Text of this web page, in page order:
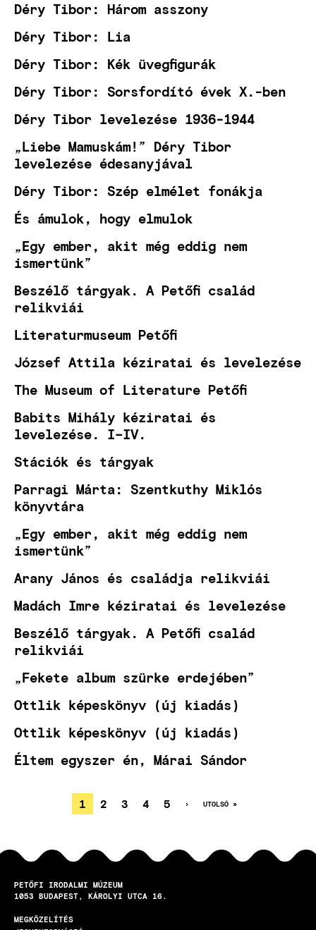
Déry Tibor: Három asszony
Déry Tibor: Lia
Déry Tibor: Kék üvegfigurák
Déry Tibor: Sorsfordító évek X.-ben
Déry Tibor levelezése 1936-1944
„Liebe Mamuskám!” Déry Tibor
levelezése édesanyjával
Déry Tibor: Szép elmélet fonákja
És ámulok, hogy elmulok
„Egy ember, akit még eddig nem
ismertünk”
Beszélő tárgyak. A Petőfi család
relikviái
Literaturmuseum Petőfi
József Attila kéziratai és levelezése
The Museum of Literature Petőfi
Babits Mihály kéziratai és
levelezése. I–IV.
Stációk és tárgyak
Parragi Márta: Szentkuthy Miklós
könyvtára
„Egy ember, akit még eddig nem
ismertünk”
Arany János és családja relikviái
Madách Imre kéziratai és levelezése
Beszélő tárgyak. A Petőfi család
relikviái
„Fekete album szürke erdejében”
Ottlik képeskönyv (új kiadás)
Ottlik képeskönyv (új kiadás)
Éltem egyszer én, Márai Sándor
OLDALSZÁMOZÁS
JELENLEGI
OLDAL
1 OLDAL
2 OLDAL
3 OLDAL
4 OLDAL
5
KÖVETKEZŐ
›
UTOLSÓ
UTOLSÓ »
PETŐFI IRODALMI MÚZEUM
1053
BUDAPEST KÁROLYI UTCA 16.
MEGKÖZELÍTÉS